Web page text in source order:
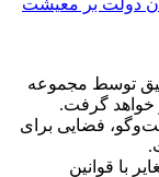
توسط مجموعه
خواهد گرفت.
فضایی برای
با قوانین